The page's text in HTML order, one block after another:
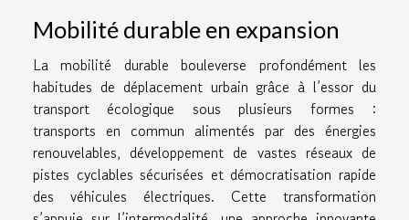
Mobilité durable en expansion
La mobilité durable bouleverse profondément les
habitudes de déplacement urbain grâce à l’essor du
transport écologique sous plusieurs formes :
transports en commun alimentés par des énergies
renouvelables, développement de vastes réseaux de
pistes cyclables sécurisées et démocratisation rapide
des véhicules électriques. Cette transformation